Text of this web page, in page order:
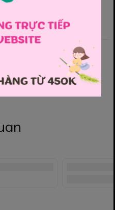
(Tỉnh)